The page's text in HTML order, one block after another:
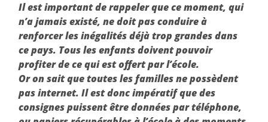
Il est important de rappeler que ce moment, qui
n’a jamais existé, ne doit pas conduire à
renforcer les inégalités déjà trop grandes dans
ce pays. Tous les enfants doivent pouvoir
profiter de ce qui est offert par l’école.
Or on sait que toutes les familles ne possèdent
pas internet. Il est donc impératif que des
consignes puissent être données par téléphone,